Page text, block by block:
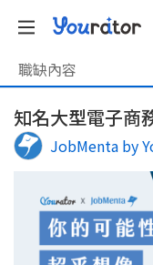
職缺內容
知名大型電子
JobMenta by